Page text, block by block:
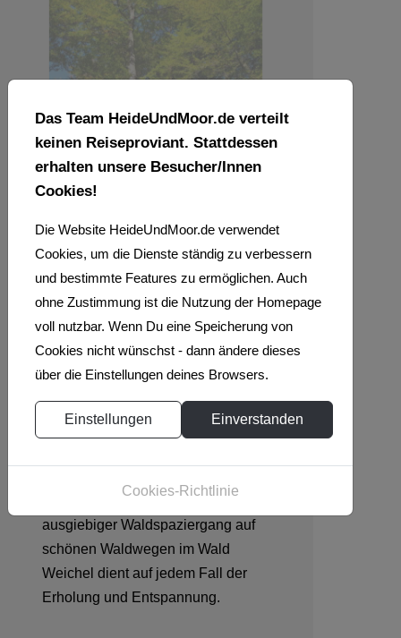
Warum ist der
Wald Weichel
einen Besuch
wert?
Der Wald Weichel bei Rotenburg
Wümme ist ein Naturschutzgebiet.
Buchen und Eichen. Ein
ausgiebiger Waldspaziergang auf
schönen Waldwegen im Wald
Weichel dient auf jedem Fall der
Erholung und Entspannung.
Das Team HeideUndMoor.de verteilt
keinen Reiseproviant. Stattdessen
erhalten unsere Besucher/Innen
Cookies!
Die Website HeideUndMoor.de verwendet
Cookies, um die Dienste ständig zu verbessern
und bestimmte Features zu ermöglichen. Auch
ohne Zustimmung ist die Nutzung der Homepage
voll nutzbar. Wenn Du eine Speicherung von
Cookies nicht wünschst - dann ändere dieses
über die Einstellungen deines Browsers.
Einstellungen Einverstanden
Cookies-Richtlinie